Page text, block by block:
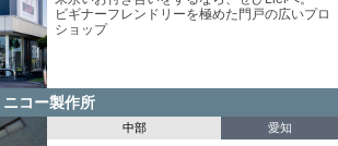
ビギナーフレンドリーを極めた門戸の広いプロ
ショップ
コー製作所
中部 愛知